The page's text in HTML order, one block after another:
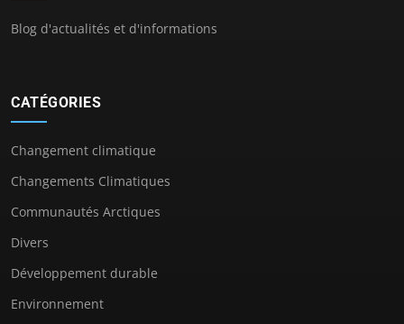
Blog d'actualités et d'informations
CATÉGORIES
Changement climatique
Changements Climatiques
Communautés Arctiques
Divers
Développement durable
Environnement